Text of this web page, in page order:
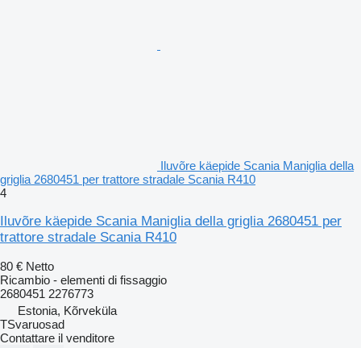
Iluvõre käepide Scania Maniglia della
griglia 2680451 per trattore stradale Scania R410
4
Iluvõre käepide Scania Maniglia della griglia 2680451 per
trattore stradale Scania R410
80 € Netto
Ricambio - elementi di fissaggio
2680451 2276773
Estonia, Kõrveküla
TSvaruosad
Contattare il venditore